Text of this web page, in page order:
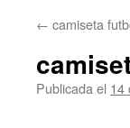
contenido
← camiseta
Publicada el 14